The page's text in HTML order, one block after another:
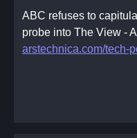
ABC refuses to
probe into The View -
arstechnica.com/tech-